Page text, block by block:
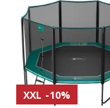
XXL -10%